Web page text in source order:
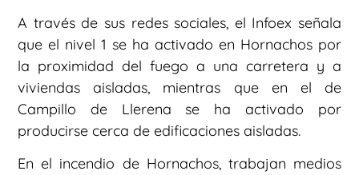
A través de sus redes sociales, el Infoex señala
que el nivel 1 se ha activado en Hornachos por
la proximidad del fuego a una carretera y a
viviendas aisladas, mientras que en el de
Campillo de Llerena se ha activado por
producirse cerca de edificaciones aisladas.
En el incendio de Hornachos, trabajan medios